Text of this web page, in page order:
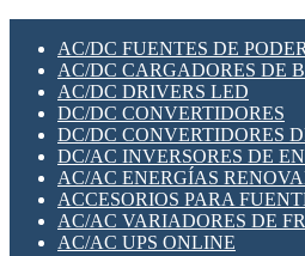
SWITCH Y MICROSWITCH
TARJETAS PI
UNIÓN Y DERIVACIÓN DE
PLACAS MODULARES IOT
SWITCHES Y REDES WIFI
SOLUCIONES IOT
SOLUCIONES LORAWAN
SOLUCIONES RED
SEGURIDAD PARA REDES
SWITCHES LAN
TELEFONÍA IP (VOIP)
VIGILANCIA IP (CCTV)
MESHTASTIC
AC/DC FUENTES DE PODER
AC/DC CARGADORES DE
AC/DC DRIVERS LED
DC/DC CONVERTIDORES
DC/DC CONVERTIDORES
DC/AC INVERSORES DE
AC/AC ENERGÍAS
ACCESORIOS PARA
AC/AC VARIADORES DE
AC/AC UPS ONLINE